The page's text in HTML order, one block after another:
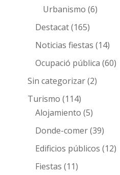
Urbanismo (6)
Destacat(165)
Noticias fiestas (14)
Ocupació pública (60)
Sin categorizar(2)
Turismo (114)
Alojamiento (5)
Donde-comer(39)
Edificios públicos (12)
Fiestas (11)